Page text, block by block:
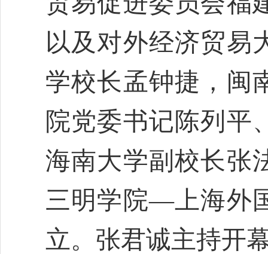
以及对外经济贸易
学校长孟钟捷，闽
院党委书记陈列平
海南大学副校长张
三明学院—上海外
立。张君诚主持开